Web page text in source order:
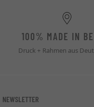
100% MADE IN
Druck + Rahmen aus
NEWSLETTER